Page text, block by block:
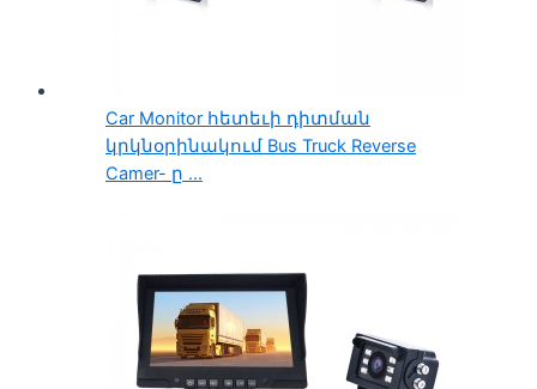
Car Monitor հետեւի դիտման
կրկնօրինակում Bus Truck Reverse
Camer- ը ...